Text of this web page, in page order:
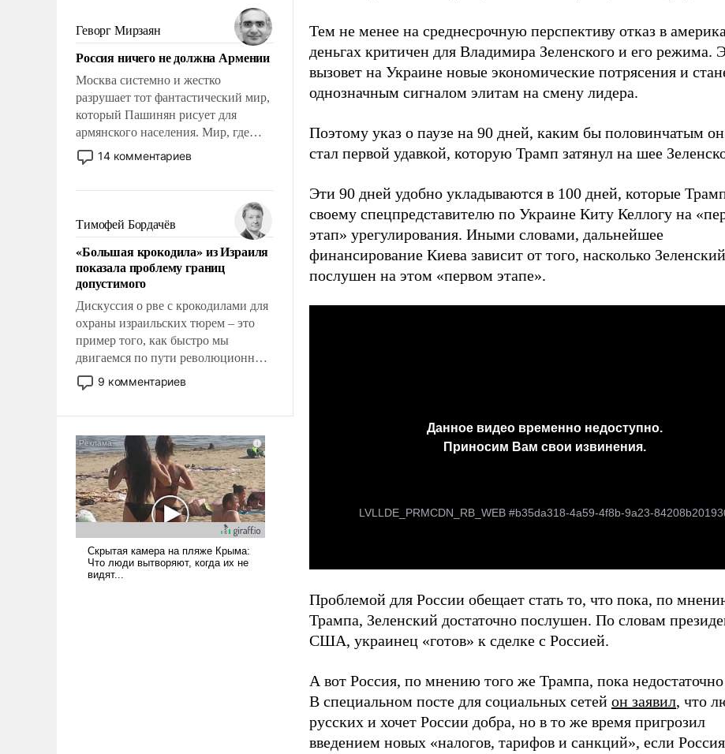
уязвимости США, например, перед
Китаем.
Геворг Мирзаян
Россия ничего не должна Армении
Москва системно и жестко
разрушает тот фантастический мир,
который Пашинян рисует для
армянского населения. Мир, где
политические прожекты будут
безусловно оплачиваться за счет
где Еревану за свои поступки не
нужно отвечать.
14 комментариев
Тимофей Бордачёв
«Большая крокодила» из Израиля
показала проблему границ
допустимого
Дискуссия о рве с крокодилами для
охраны израильских тюрем – это
пример того, как быстро мы
двигаемся по пути революционных
изменений. То, что несколько лет
назад было образом для
9 комментариев
Тем не менее на среднесрочную перспективу отказ в
деньгах критичен для Владимира Зеленского и его режима.
вызовет на Украине новые экономические потрясения и
однозначным сигналом элитам на смену лидера.
Поэтому указ о паузе на 90 дней, каким бы половинчатым
стал первой удавкой, которую Трамп затянул на шее
Эти 90 дней удобно укладываются в 100 дней, которые
своему спецпредставителю по Украине Киту Келлогу на
этап» урегулирования. Иными словами, дальнейшее
финансирование Киева зависит от того, насколько
послушен на этом «первом этапе».
Проблемой для России обещает стать то, что пока, по
Трампа, Зеленский достаточно послушен. По словам
США, украинец «готов» к сделке с Россией.
А вот Россия, по мнению того же Трампа, пока недостаточно
В специальном посте для социальных сетей он заявил, что
русских и хочет России добра, но в то же время пригрозил
введением новых «налогов, тарифов и санкций», если Россия